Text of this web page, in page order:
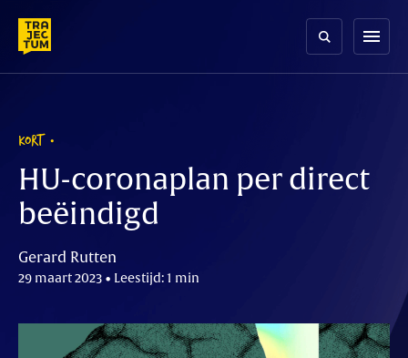
content
menu
KORT
HU-coronaplan per direct
beëindigd
Gerard Rutten
29 maart 2023 • Leestijd: 1 min